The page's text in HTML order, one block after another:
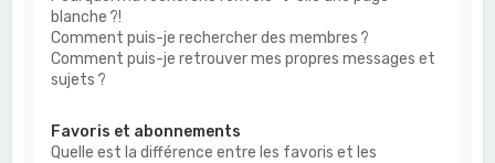
blanche ?!
Comment puis-je rechercher des membres ?
Comment puis-je retrouver mes propres messages et
sujets ?
Favoris et abonnements
Quelle est la différence entre les favoris et les